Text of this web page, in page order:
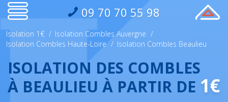
09 70 70 55 98
Isolation 1€ / Isolation Combles Auvergne /
Isolation Combles Haute-Loire / Isolation Combles Beaulieu
ISOLATION DES COMBLES
À BEAULIEU À PARTIR DE 1€